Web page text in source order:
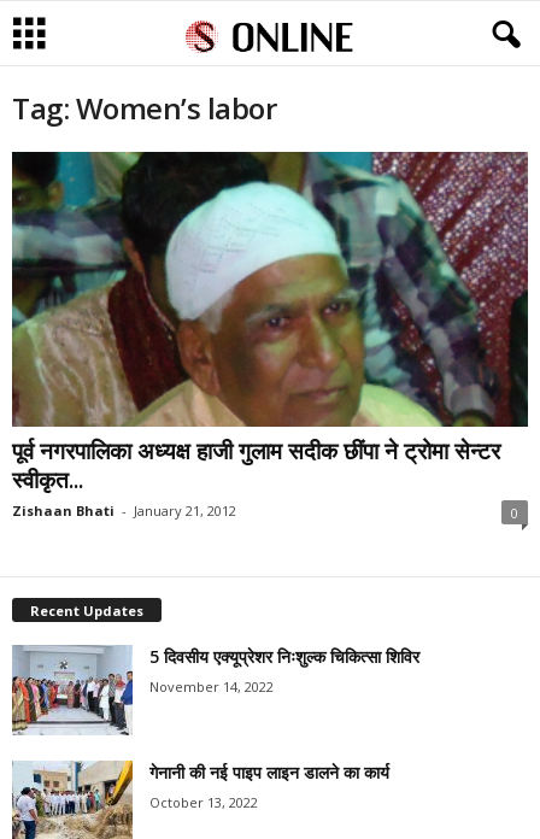
Tag: Women’s labor
पूर्व नगरपालिका अध्यक्ष हाजी गुलाम सदीक छींपा ने ट्रोमा सेन्टर
स्वीकृत...
Zishaan Bhati - January 21, 2012 0
Recent Updates
5 दिवसीय एक्यूप्रेशर निःशुल्क चिकित्सा शिविर
November 14, 2022
गेनानी की नई पाइप लाइन डालने का कार्य
October 13, 2022